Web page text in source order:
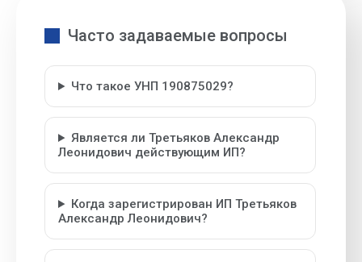
Часто задаваемые вопросы
Что такое УНП 190875029?
Является ли Третьяков Александр
Леонидович действующим ИП?
Когда зарегистрирован ИП Третьяков
Александр Леонидович?